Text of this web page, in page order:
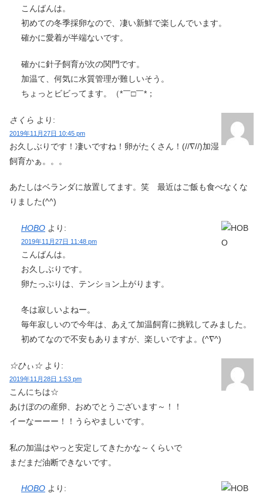
こんばんは。
初めての冬季採卵なので、凄い新鮮で楽しんでいます。
確かに愛着が半端ないです。
確かに針子飼育が次の関門です。
加温て、何気に水質管理が難しいそう。
ちょっとビビってます。（*￣□￣*；
さくら より:
2019年11月27日 10:45 pm
お久しぶりです！凄いですね！卵がたくさん！(//∇//)加湿
飼育かぁ。。。
あたしはベランダに放置してます。笑 最近はご飯も食べなくな
りました(^^)
HOBO より:
2019年11月27日 11:48 pm
こんばんは。
お久しぶりです。
卵たっぷりは、テンション上がります。
冬は寂しいよねー。
毎年寂しいので今年は、あえて加温飼育に挑戦してみました。
初めてなので不安もありますが、楽しいですよ。(^∇^)
☆ひぃ☆ より:
2019年11月28日 1:53 pm
こんにちは☆
あけぼのの産卵、おめでとうございます～！！
イーなーーー！！うらやましいです。
私の加温はやっと安定してきたかな～くらいで
まだまだ油断できないです。
HOBO より: